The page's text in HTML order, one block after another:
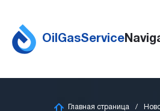
OilGasService
Главная страница